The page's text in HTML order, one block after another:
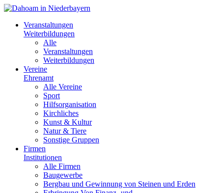
Veranstaltungen
Weiterbildungen
Alle
Veranstaltungen
Weiterbildungen
Vereine
Ehrenamt
Alle Vereine
Sport
Hilfsorganisation
Kirchliches
Kunst & Kultur
Natur & Tiere
Sonstige Gruppen
Firmen
Institutionen
Alle Firmen
Baugewerbe
Bergbau und Gewinnung von Steinen und Erden